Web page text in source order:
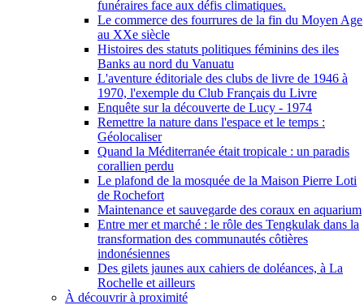
funéraires face aux défis climatiques.
Le commerce des fourrures de la fin du Moyen Age
au XXe siècle
Histoires des statuts politiques féminins des iles
Banks au nord du Vanuatu
L'aventure éditoriale des clubs de livre de 1946 à
1970, l'exemple du Club Français du Livre
Enquête sur la découverte de Lucy - 1974
Remettre la nature dans l'espace et le temps :
Géolocaliser
Quand la Méditerranée était tropicale : un paradis
corallien perdu
Le plafond de la mosquée de la Maison Pierre Loti
de Rochefort
Maintenance et sauvegarde des coraux en aquarium
Entre mer et marché : le rôle des Tengkulak dans la
transformation des communautés côtières
indonésiennes
Des gilets jaunes aux cahiers de doléances, à La
Rochelle et ailleurs
À découvrir à proximité